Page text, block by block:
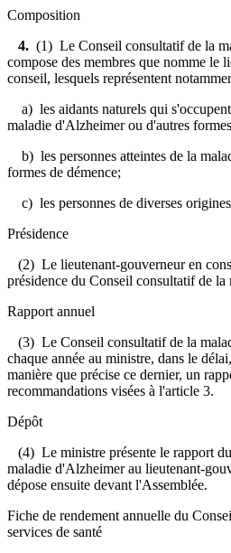
Composition
4. (1) Le Conseil consultatif de la
compose des membres que nomme le
conseil, lesquels représentent
a) les aidants naturels qui s'occupent
maladie d'Alzheimer ou d'autres
b) les personnes atteintes de la
formes de démence;
c) les personnes de diverses
Présidence
(2) Le lieutenant-gouverneur en
présidence du Conseil consultatif de
Rapport annuel
(3) Le Conseil consultatif de la
chaque année au ministre, dans le
manière que précise ce dernier, un
recommandations visées à l'article 3.
Dépôt
(4) Le ministre présente le rapport
maladie d'Alzheimer au lieutenant-
dépose ensuite devant l'Assemblée.
Fiche de rendement annuelle du
services de santé